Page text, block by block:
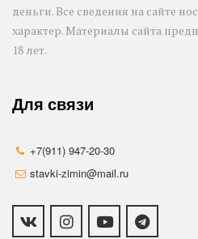
деньги. Все сведения на сайте
характер. Материалы сайта
18 лет.
Для связи
+7(911) 947-20-30
stavki-zimin@mail.ru